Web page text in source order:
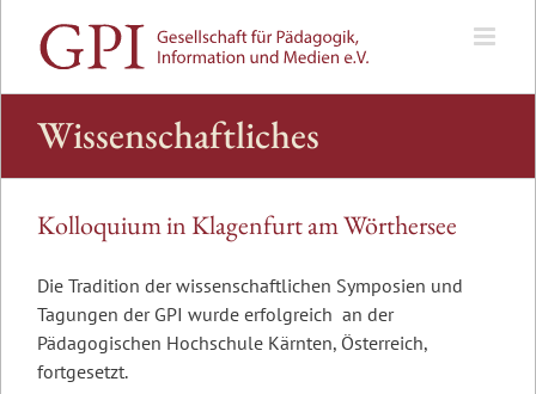
Inhalt
springen
Wissenschaftliches
Kolloquium in Klagenfurt am Wörthersee
Die Tradition der wissenschaftlichen Symposien und
Tagungen der GPI wurde erfolgreich an der
Pädagogischen Hochschule Kärnten, Österreich,
fortgesetzt.